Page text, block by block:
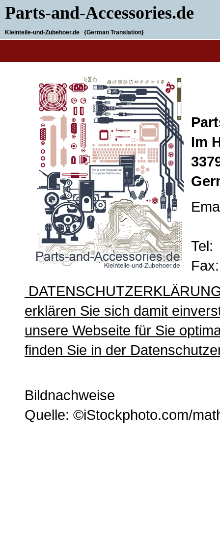
Parts-and-Accessories.de
Kleinteile-und-Zubehoer.de {German Translation}
Im
Tel:
erklären Sie sich damit
unsere Webseite für Sie
finden Sie in der
Bildnachweise
Quelle: ©iStockphoto.com/